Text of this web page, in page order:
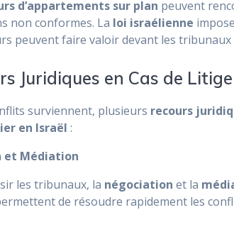
d’appartements sur plan peuvent
non conformes. La loi israélienne
peuvent faire valoir devant les tribunaux
Juridiques en Cas de
surviennent, plusieurs recours
en Israël :
et Médiation
les tribunaux, la négociation et la
de résoudre rapidement les